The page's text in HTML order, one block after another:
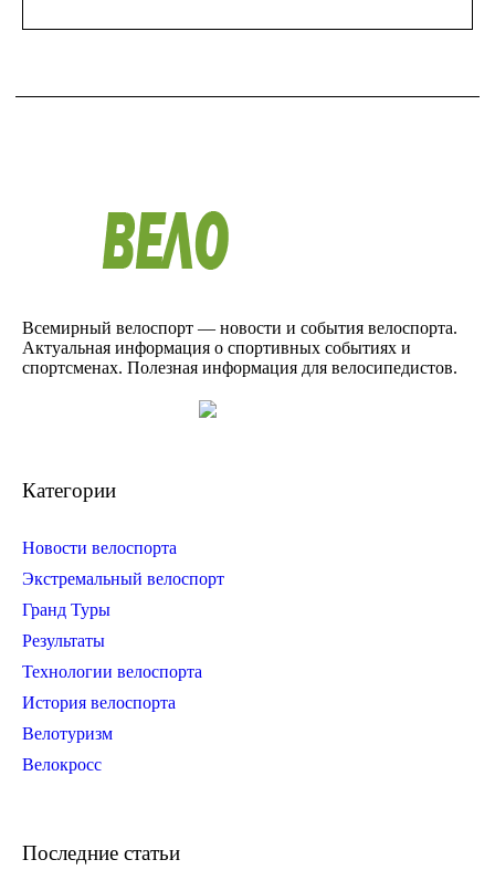
Всемирный велоспорт — новости и события велоспорта.
Актуальная информация о спортивных событиях и
спортсменах. Полезная информация для велосипедистов.
Категории
Новости велоспорта
Экстремальный велоспорт
Гранд Туры
Результаты
Технологии велоспорта
История велоспорта
Велотуризм
Велокросс
Последние статьи